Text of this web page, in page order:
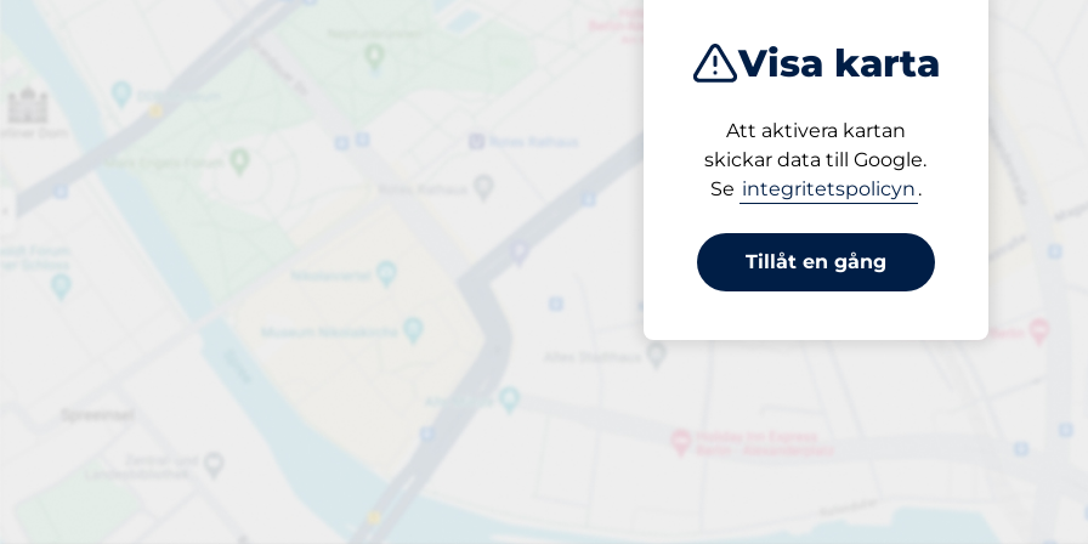
Visa karta
Att aktivera kartan
skickar data till Google.
Se integritetspolicyn .
Tillåt en gång
Öppet nu
Från 5,00 kr
Priser och betalning